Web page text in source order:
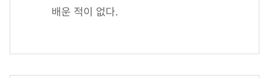
배운 적이 없다.